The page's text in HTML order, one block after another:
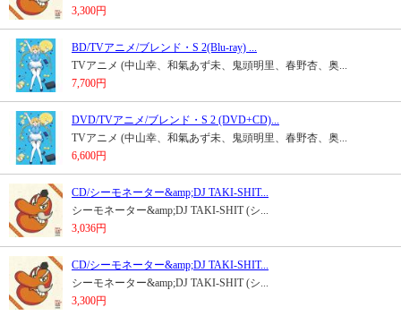
3,300円
BD/TVアニメ/ブレンド・S 2(Blu-ray) ...
TVアニメ (中山幸、和氣あず未、鬼頭明里、春野杏、奥...
7,700円
DVD/TVアニメ/ブレンド・S 2 (DVD+CD)...
TVアニメ (中山幸、和氣あず未、鬼頭明里、春野杏、奥...
6,600円
CD/シーモネーター&amp;DJ TAKI-SHIT...
シーモネーター&amp;DJ TAKI-SHIT (シ...
3,036円
CD/シーモネーター&amp;DJ TAKI-SHIT...
シーモネーター&amp;DJ TAKI-SHIT (シ...
3,300円